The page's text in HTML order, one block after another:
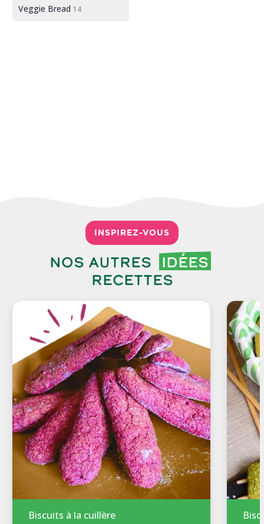
Veggie Bread 14
INSPIREZ-VOUS
Nos autres
idées
recettes
Biscuits à la cuillère